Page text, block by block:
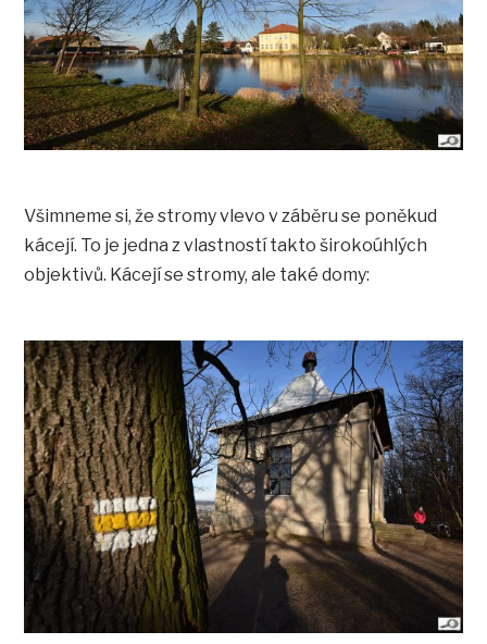
Všimneme si, že stromy vlevo v záběru se poněkud
kácejí. To je jedna z vlastností takto širokoúhlých
objektivů. Kácejí se stromy, ale také domy: